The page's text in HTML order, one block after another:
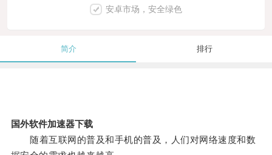
安卓市场，安全绿色
简介 排行
国外软件加速器下载
随着互联网的普及和手机的普及，人们对网络速度和数